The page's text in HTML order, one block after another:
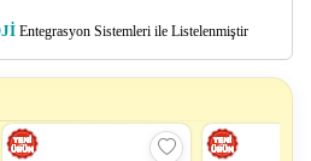
Entegrasyon Sistemleri ile Listelenmiştir